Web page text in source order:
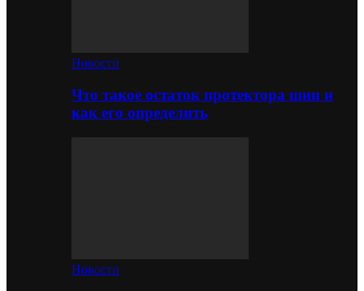
Новости
Что такое остаток протектора шин и
как его определить
Новости